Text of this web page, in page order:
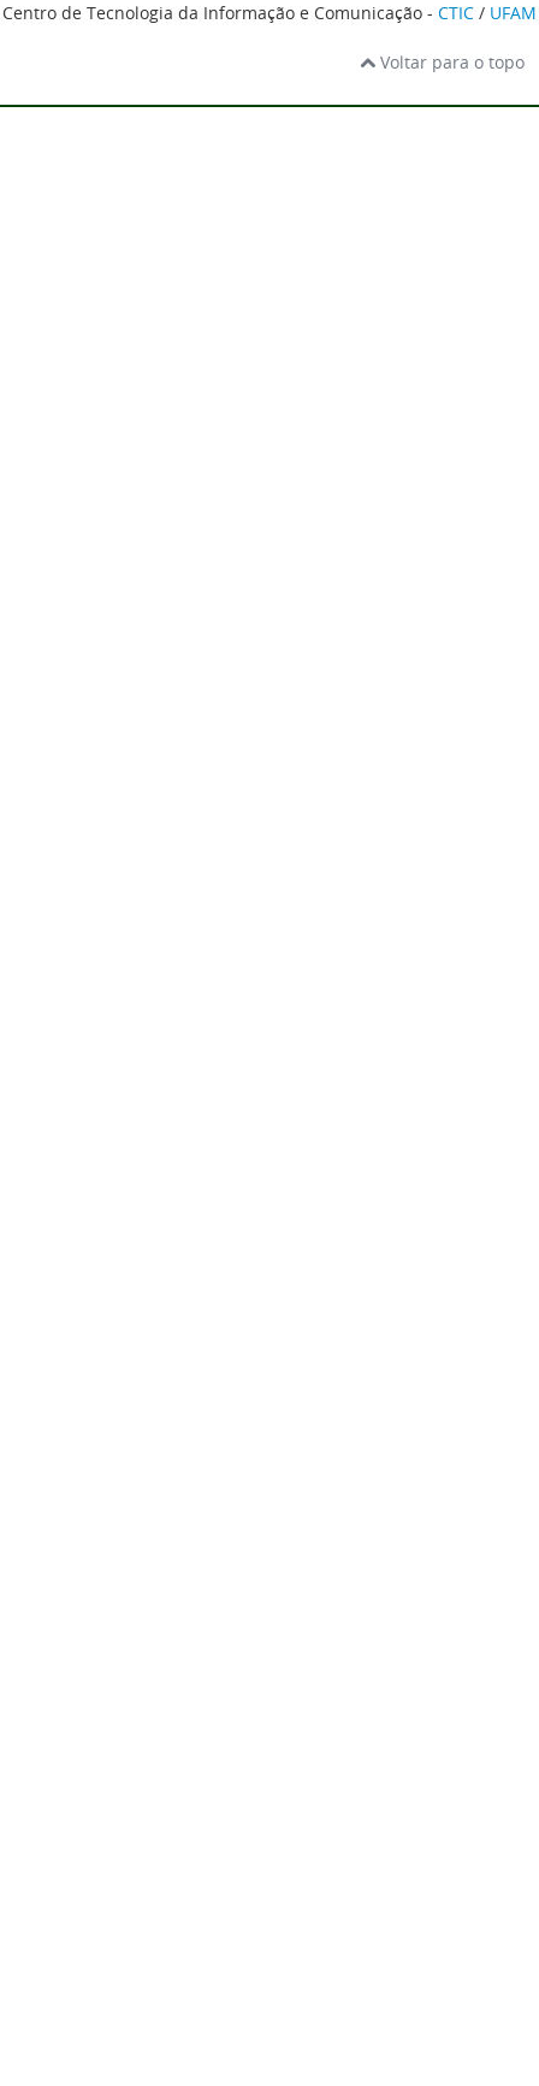
Centro de Tecnologia da Informação e Comunicação - CTIC / UFAM
Voltar para o topo